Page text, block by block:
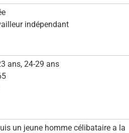
indépendant
ans, 24-29 ans
un jeune homme célibataire a la